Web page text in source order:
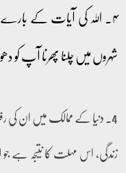
۴۔ اللہ کی آیات کے
شہروں میں چلنا پھرنا آپ
4۔ دنیا کے ممالک میں ان کی
زندگی، اس مہلت کا نتیجہ ہے جو